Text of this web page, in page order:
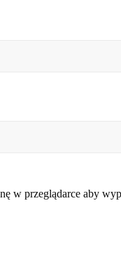
w przeglądarce aby